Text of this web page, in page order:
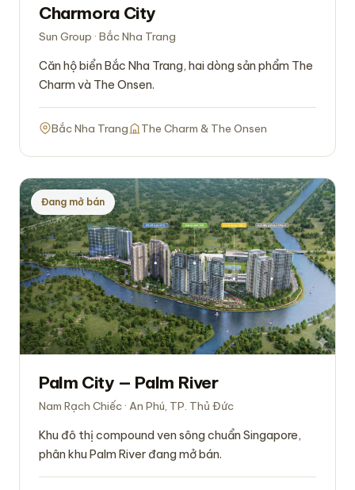
Charmora City
Sun Group · Bắc Nha Trang
Căn hộ biển Bắc Nha Trang, hai dòng sản phẩm The
Charm và The Onsen.
Bắc Nha Trang The Charm & The Onsen
Đang mở bán
Palm City — Palm River
Nam Rạch Chiếc · An Phú, TP. Thủ Đức
Khu đô thị compound ven sông chuẩn Singapore,
phân khu Palm River đang mở bán.